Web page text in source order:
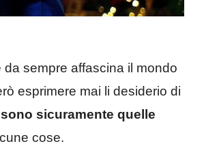
sempre affascina il mondo
esprimere mai li desiderio di
sicuramente quelle
cose.